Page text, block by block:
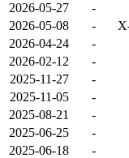
2026-05-27
-
2026-05-08
-
2026-04-24
-
2026-02-12
-
2025-11-27
-
2025-11-05
-
2025-08-21
-
2025-06-25
-
2025-06-18
-